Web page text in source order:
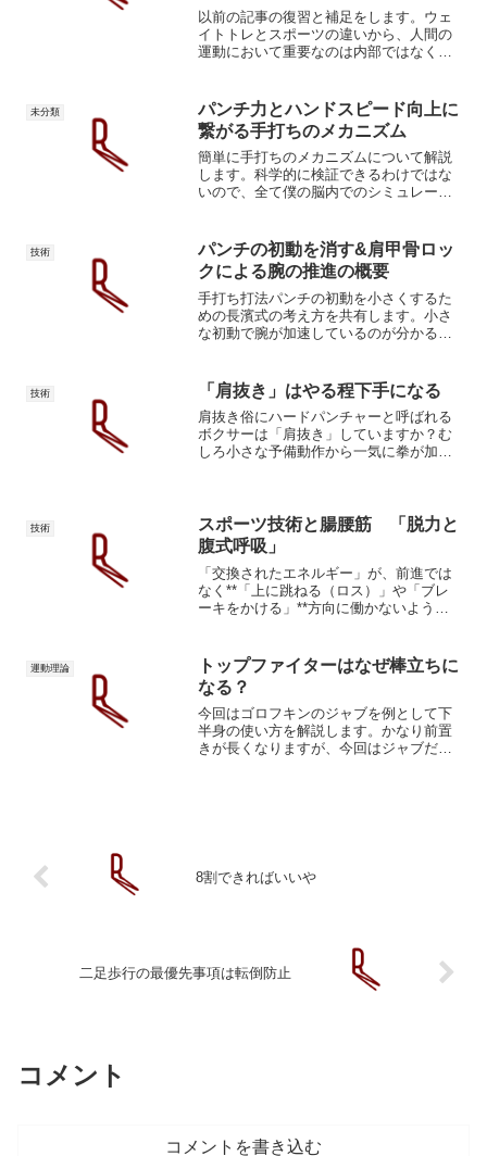
以前の記事の復習と補足をします。ウェ
イトトレとスポーツの違いから、人間の
運動において重要なのは内部ではなく外
人体には備わっています。それはサイレ
ントピリオドと呼ばれます...
未分類
パンチ力とハンドスピード向上に
繋がる手打ちのメカニズム
簡単に手打ちのメカニズムについて解説
します。科学的に検証できるわけではな
いので、全て僕の脳内でのシミュレーシ
っていくと思います。手打ちのメカニズ
ム①脳内のイメージが起動...
技術
パンチの初動を消す&肩甲骨ロッ
クによる腕の推進の概要
手打ち打法パンチの初動を小さくするた
めの長濱式の考え方を共有します。小さ
な初動で腕が加速しているのが分かると
る腕の落下人体はゴム(バネ)のように作ら
れています。筋肉は...
技術 「肩抜き」はやる程下手になる
肩抜き俗にハードパンチャーと呼ばれる
ボクサーは「肩抜き」していますか？む
しろ小さな予備動作から一気に拳が加速
きなり腕が加速しています...
技術
スポーツ技術と腸腰筋 「脱力と
腹式呼吸」
「交換されたエネルギー」が、前進では
なく**「上に跳ねる（ロス）」や「ブレ
ーキをかける」**方向に働かないように
か？を考えます。脚振り腕振りの構造走
りの「脚振り」は上方...
運動理論
トップファイターはなぜ棒立ちに
なる？
今回はゴロフキンのジャブを例として下
半身の使い方を解説します。かなり前置
きが長くなりますが、今回はジャブだけ
8割できればいいや
二足歩行の最優先事項は転倒防止
コメント
コメントを書き込む